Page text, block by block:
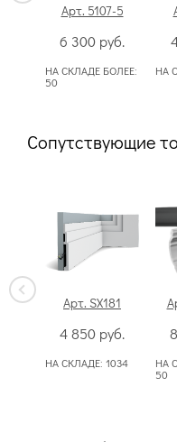
Арт. 5107-5
6 300 руб.
НА СКЛАДЕ БОЛЕЕ:
50
НА
Сопутствующие
Арт. SX181
4 850 руб.
НА СКЛАДЕ: 1034
НА
50